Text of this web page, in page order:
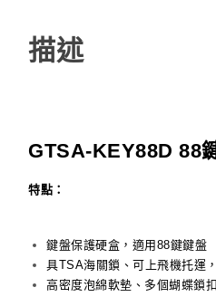
描述
GTSA-KEY88D 88
特點：
鍵盤保護硬盒，適用88鍵鍵盤
具TSA海關鎖、可上飛機托運
高密度泡綿軟墊、多個蝴蝶鎖扣